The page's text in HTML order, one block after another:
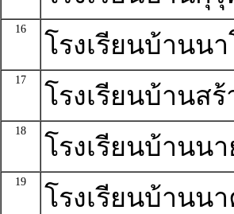
16
โรงเรียนบ้านน
17
โรงเรียนบ้านส
18
โรงเรียนบ้านน
19
โรงเรียนบ้านน